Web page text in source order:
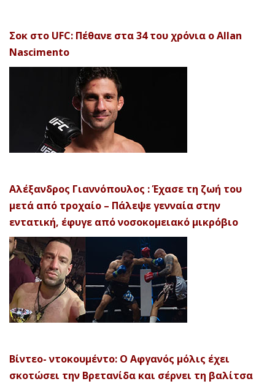
Σοκ στο UFC: Πέθανε στα 34 του χρόνια ο Allan
Nascimento
Αλέξανδρος Γιαννόπουλος : Έχασε τη ζωή του
μετά από τροχαίο – Πάλεψε γενναία στην
εντατική, έφυγε από νοσοκομειακό μικρόβιο
Βίντεο- ντοκουμέντο: Ο Αφγανός μόλις έχει
σκοτώσει την Βρετανίδα και σέρνει τη βαλίτσα